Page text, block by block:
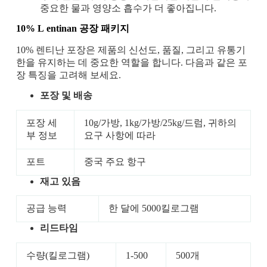
중요한 물과 영양소 흡수가 더 좋아집니다.
10% L entinan 공장 패키지
10% 렌티난 포장은 제품의 신선도, 품질, 그리고 유통기
한을 유지하는 데 중요한 역할을 합니다. 다음과 같은 포
장 특징을 고려해 보세요.
포장 및 배송
포장 세
부 정보
10g/가방, 1kg/가방/25kg/드럼, 귀하의
요구 사항에 따라
포트
중국 주요 항구
재고 있음
공급 능력
한 달에 5000킬로그램
리드타임
수량(킬로그램) 1-500 500개